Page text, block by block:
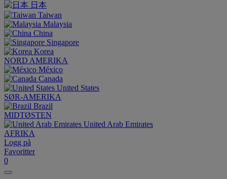
日本
Taiwan
Malaysia
China
Singapore
Korea
NORD AMERIKA
México
Canada
United States
SØR-AMERIKA
Brazil
MIDTØSTEN
United Arab Emirates
AFRIKA
Logg på
Favoritter
0